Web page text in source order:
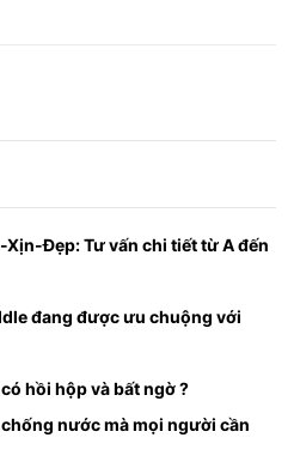
Đẹp: Tư vấn chi tiết từ A đến
đang được ưu chuộng với
hồi hộp và bất ngờ ?
nước mà mọi người cần